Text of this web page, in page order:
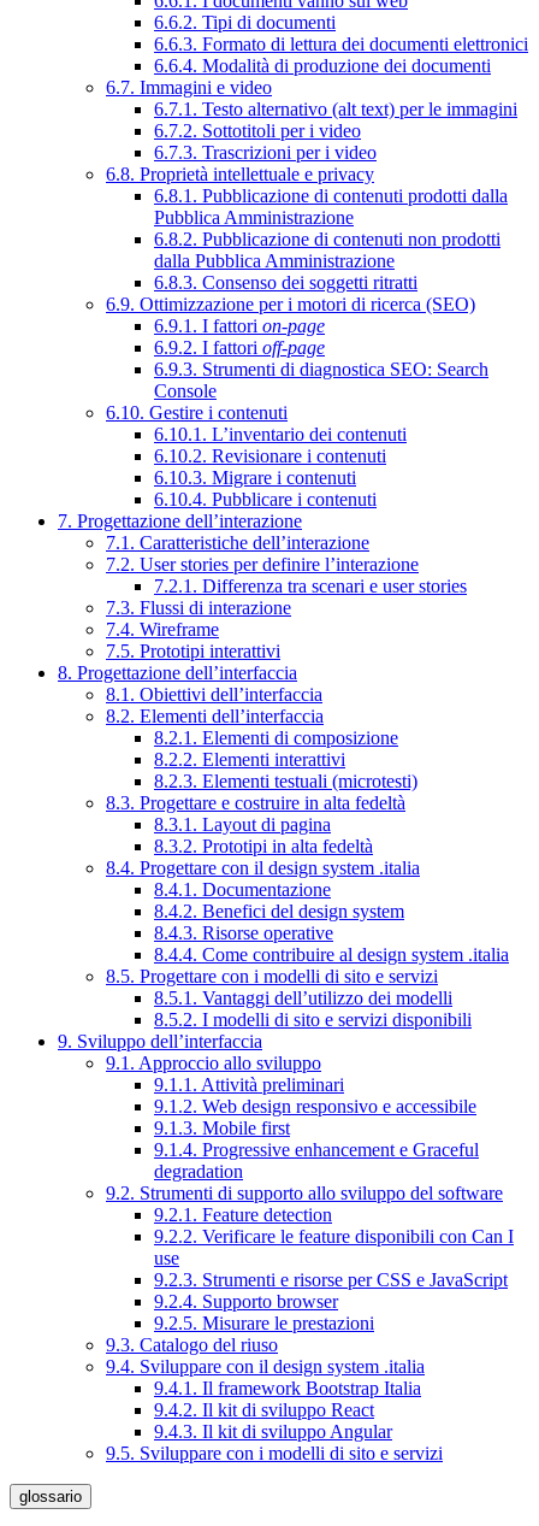
6.6.2. Tipi di documenti
6.6.3. Formato di lettura dei documenti elettronici
6.6.4. Modalità di produzione dei documenti
6.7. Immagini e video
6.7.1. Testo alternativo (alt text) per le immagini
6.7.2. Sottotitoli per i video
6.7.3. Trascrizioni per i video
6.8. Proprietà intellettuale e privacy
6.8.1. Pubblicazione di contenuti prodotti dalla
Pubblica Amministrazione
6.8.2. Pubblicazione di contenuti non prodotti
dalla Pubblica Amministrazione
6.8.3. Consenso dei soggetti ritratti
6.9. Ottimizzazione per i motori di ricerca (SEO)
6.9.1. I fattori on-page
6.9.2. I fattori off-page
6.9.3. Strumenti di diagnostica SEO: Search
Console
6.10. Gestire i contenuti
6.10.1. L’inventario dei contenuti
6.10.2. Revisionare i contenuti
6.10.3. Migrare i contenuti
6.10.4. Pubblicare i contenuti
7. Progettazione dell’interazione
7.1. Caratteristiche dell’interazione
7.2. User stories per definire l’interazione
7.2.1. Differenza tra scenari e user stories
7.3. Flussi di interazione
7.4. Wireframe
7.5. Prototipi interattivi
8. Progettazione dell’interfaccia
8.1. Obiettivi dell’interfaccia
8.2. Elementi dell’interfaccia
8.2.1. Elementi di composizione
8.2.2. Elementi interattivi
8.2.3. Elementi testuali (microtesti)
8.3. Progettare e costruire in alta fedeltà
8.3.1. Layout di pagina
8.3.2. Prototipi in alta fedeltà
8.4. Progettare con il design system .italia
8.4.1. Documentazione
8.4.2. Benefici del design system
8.4.3. Risorse operative
8.4.4. Come contribuire al design system .italia
8.5. Progettare con i modelli di sito e servizi
8.5.1. Vantaggi dell’utilizzo dei modelli
8.5.2. I modelli di sito e servizi disponibili
9. Sviluppo dell’interfaccia
9.1. Approccio allo sviluppo
9.1.1. Attività preliminari
9.1.2. Web design responsivo e accessibile
9.1.3. Mobile first
9.1.4. Progressive enhancement e Graceful
degradation
9.2. Strumenti di supporto allo sviluppo del software
9.2.1. Feature detection
9.2.2. Verificare le feature disponibili con Can I
use
9.2.3. Strumenti e risorse per CSS e JavaScript
9.2.4. Supporto browser
9.2.5. Misurare le prestazioni
9.3. Catalogo del riuso
9.4. Sviluppare con il design system .italia
9.4.1. Il framework Bootstrap Italia
9.4.2. Il kit di sviluppo React
9.4.3. Il kit di sviluppo Angular
9.5. Sviluppare con i modelli di sito e servizi
glossario